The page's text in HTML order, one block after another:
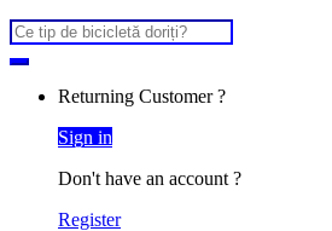
Search
for:
Returning Customer ?
Sign in
Don't have an account ?
Register